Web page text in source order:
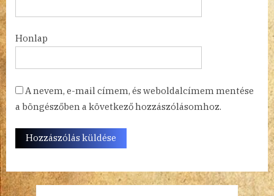
Honlap
A nevem, e-mail címem, és weboldalcímem mentése
a böngészőben a következő hozzászólásomhoz.